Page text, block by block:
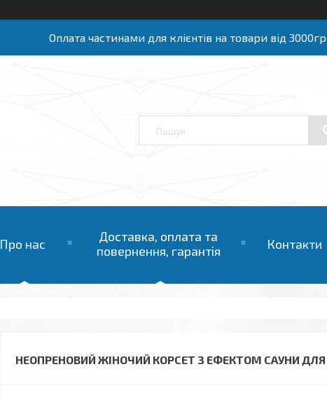
Оплата частинами для клієнтів на товари від
Про нас
Доставка, оплата та
повернення, гарантія
Контакти
НЕОПРЕНОВИЙ ЖІНОЧИЙ КОРСЕТ З ЕФЕКТОМ САУНИ ДЛЯ